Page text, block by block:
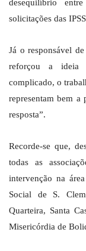
desequilíbrio
solicitações das
Já o responsável
reforçou a ideia
complicado, o
representam bem a
resposta”.
Recorde-se que,
todas as
intervenção na
Social de S.
Quarteira, Santa
Misericórdia de